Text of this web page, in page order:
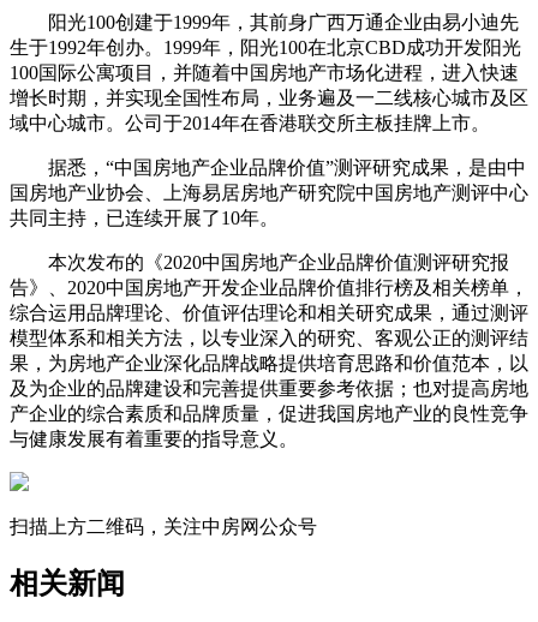
阳光100创建于1999年，其前身广西万通企业由易小迪先
生于1992年创办。1999年，阳光100在北京CBD成功开发阳光
100国际公寓项目，并随着中国房地产市场化进程，进入快速
增长时期，并实现全国性布局，业务遍及一二线核心城市及区
域中心城市。公司于2014年在香港联交所主板挂牌上市。
据悉，“中国房地产企业品牌价值”测评研究成果，是由中
国房地产业协会、上海易居房地产研究院中国房地产测评中心
共同主持，已连续开展了10年。
本次发布的《2020中国房地产企业品牌价值测评研究报
告》、2020中国房地产开发企业品牌价值排行榜及相关榜单，
综合运用品牌理论、价值评估理论和相关研究成果，通过测评
模型体系和相关方法，以专业深入的研究、客观公正的测评结
果，为房地产企业深化品牌战略提供培育思路和价值范本，以
及为企业的品牌建设和完善提供重要参考依据；也对提高房地
产企业的综合素质和品牌质量，促进我国房地产业的良性竞争
与健康发展有着重要的指导意义。
扫描上方二维码，关注中房网公众号
相关新闻